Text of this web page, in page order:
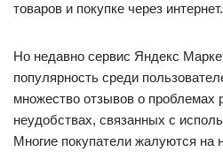
товаров и покупке через интернет.
Но недавно сервис Яндекс
популярность среди
множество отзывов о проблемах
неудобствах, связанных с
Многие покупатели жалуются на